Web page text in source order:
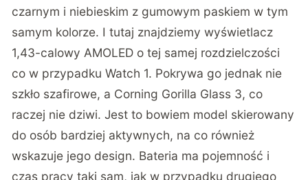
czarnym i niebieskim z gumowym paskiem w tym
samym kolorze. I tutaj znajdziemy wyświetlacz
1,43-calowy AMOLED o tej samej rozdzielczości
co w przypadku Watch 1. Pokrywa go jednak nie
szkło szafirowe, a Corning Gorilla Glass 3, co
raczej nie dziwi. Jest to bowiem model skierowany
do osób bardziej aktywnych, na co również
wskazuje jego design. Bateria ma pojemność i
czas pracy taki sam, jak w przypadku drugiego